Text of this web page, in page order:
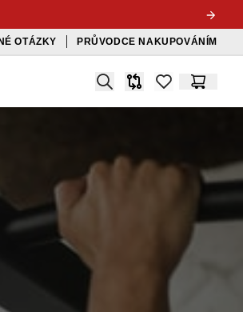
OTÁZKY PRŮVODCE NAKUPOVÁNÍM
Search
Srovnávačitems inKošík